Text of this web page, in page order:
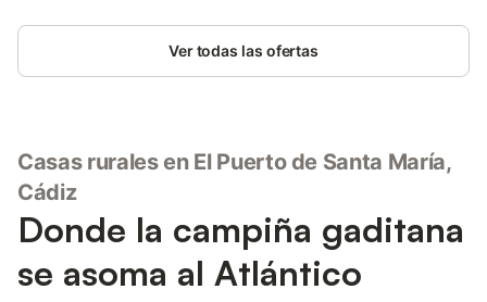
calefacción, chimenea y televisión de pantalla plana, con suelos
de madera o parqué. La zona de estar incluye un sofá cama y
un comedor, lo que proporciona un entorno funcional para su
barbacoa, que ofrecen vistas a la piscina y al jardín. Hay
aparcamiento disponible en la propiedad y se admiten
mascotas. La villa es un espacio libre de humos y se puede
organizar un servicio de traslado. La propiedad se sitúa a 1,5
km de la playa y de la estación de tren, mientras que servicios
locales como restaurantes y supermercados se encuentran a
menos de 1 km. Entre los puntos de interés cercanos se
Ver todas las ofertas
Casas rurales en El Puerto de Santa María,
Cádiz
Donde la campiña gaditana
se asoma al Atlántico